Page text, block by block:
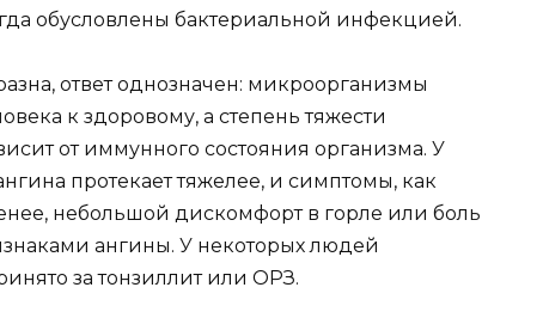
обусловлены бактериальной инфекцией.
ответ однозначен: микроорганизмы
к здоровому, а степень тяжести
от иммунного состояния организма. У
протекает тяжелее, и симптомы, как
небольшой дискомфорт в горле или боль
ангины. У некоторых людей
за тонзиллит или ОРЗ.